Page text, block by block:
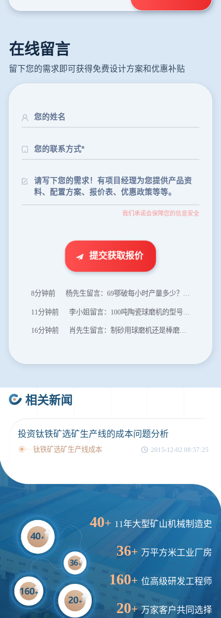
在线留言
留下您的需求即可获得免费设计方案和优惠补贴
我们承诺会保障您的信息安全
提交获取报价
24分钟前 朱先生留言：制砂机3000吨一套多少钱？
35分钟前 张先生留言：碎石机有几种型号？碎石机械设备一套价格？
武先生留言：年产100万吨机制砂，用什么设备？
王先生留言：建一条石料破碎生产线，规模300吨/小时，提供设备选型和报价。
陈先生留言：每小时100吨建筑垃圾粉碎机？推荐用什么型号？
8分钟前 杨先生留言：69鄂破每小时产量多少？参数和工作视频。
11分钟前 李小姐留言：100吨陶瓷球磨机的型号和参数？
16分钟前 肖先生留言：制砂用球磨机还是棒磨机？每小时100吨价格。
24分钟前 朱先生留言：制砂机3000吨一套多少钱？
46分钟前 武先生留言：年产100万吨机制砂，用什么设备？
2分钟前 王先生留言：建一条石料破碎生产线，规模300吨/小时，提供设备选型和报价。
相关新闻
投资钛铁矿选矿生产线的成本问题分析
钛铁矿选矿生产线成本 2015-12-02 08:57:25
40+ 11年大型矿山机械制造史
36+ 万平方米工业厂房
160+ 位高级研发工程师
20+ 万家客户共同选择